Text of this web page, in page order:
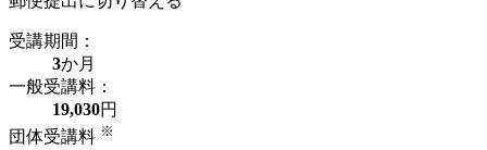
受講期間：
3か月
一般受講料：
19,030円
団体受講料 ※